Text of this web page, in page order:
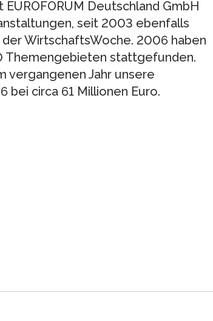
Deutschland GmbH
seit 2003 ebenfalls
WirtschaftsWoche. 2006 haben
Themengebieten stattgefunden.
vergangenen Jahr unsere
bei circa 61 Millionen Euro.